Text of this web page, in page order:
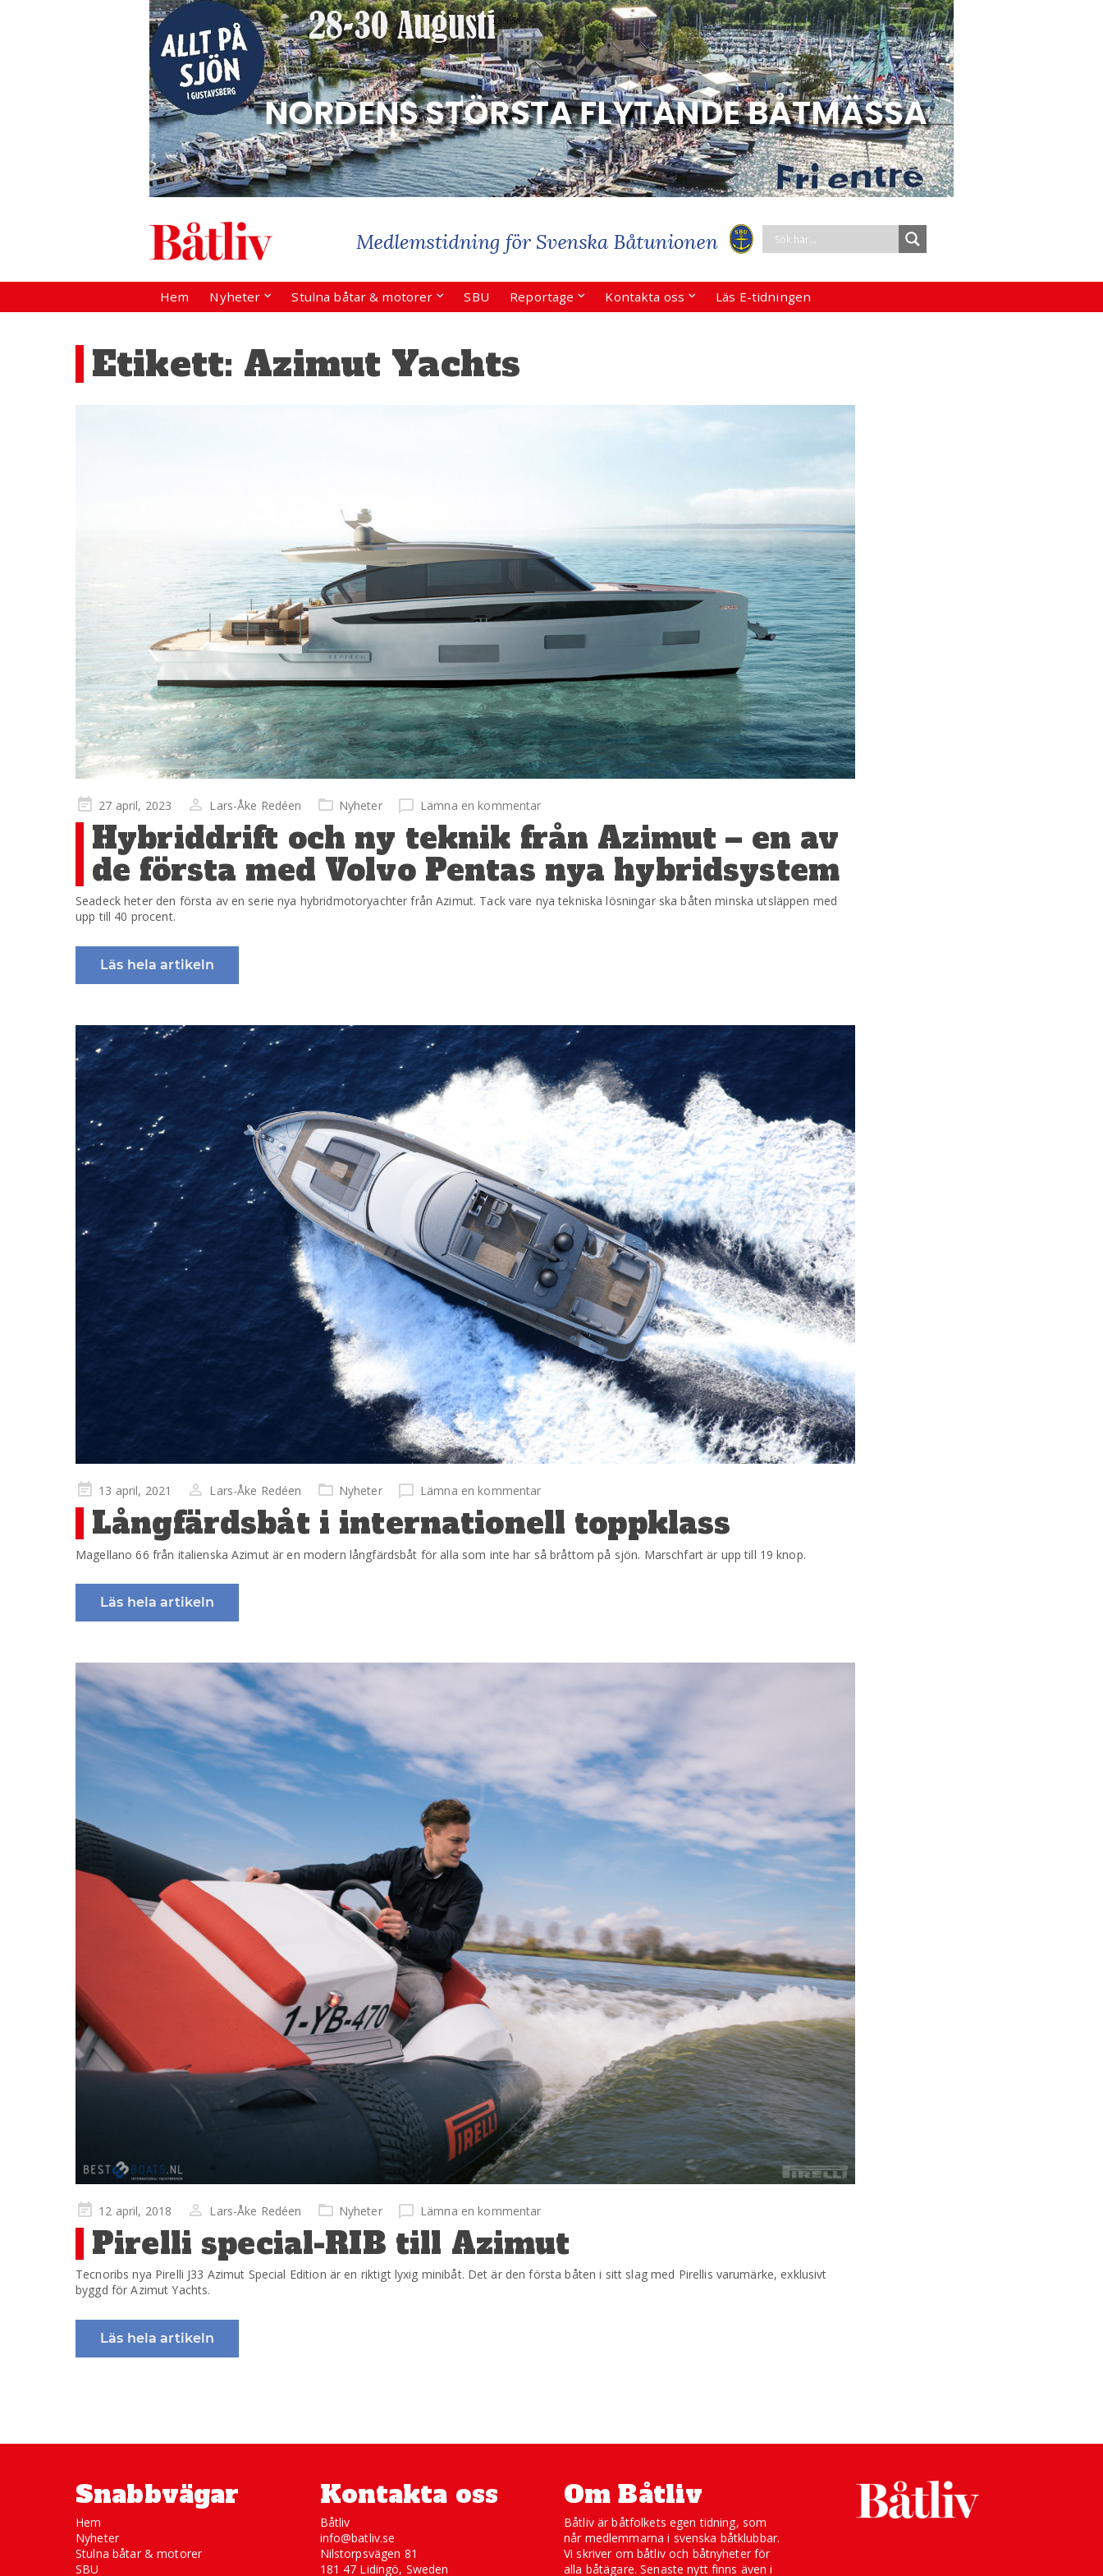
Hem Nyheter Stulna båtar & motorer SBU Reportage Kontakta oss Läs E-tidningen
Etikett: Azimut Yachts
Publicerad
på
27 april, 2023 Lars-Åke Redéen Nyheter Lämna en kommentar
Hybriddrift och ny teknik från Azimut – en av
de första med Volvo Pentas nya hybridsystem
Seadeck heter den första av en serie nya hybridmotoryachter från Azimut. Tack vare nya tekniska lösningar ska båten minska utsläppen med
upp till 40 procent.
Läs hela artikeln
Publicerad
på
13 april, 2021 Lars-Åke Redéen Nyheter Lämna en kommentar
Långfärdsbåt i internationell toppklass
Magellano 66 från italienska Azimut är en modern långfärdsbåt för alla som inte har så bråttom på sjön. Marschfart är upp till 19 knop.
Läs hela artikeln
Publicerad
på
12 april, 2018 Lars-Åke Redéen Nyheter Lämna en kommentar
Pirelli special-RIB till Azimut
Tecnoribs nya Pirelli J33 Azimut Special Edition är en riktigt lyxig minibåt. Det är den första båten i sitt slag med Pirellis varumärke, exklusivt
byggd för Azimut Yachts.
Läs hela artikeln
Snabbvägar
Hem
Nyheter
Stulna båtar & motorer
SBU
Kontakta oss
Båtliv
info@batliv.se
Nilstorpsvägen 81
181 47 Lidingö, Sweden
Om Båtliv
Båtliv är båtfolkets egen tidning, som
når medlemmarna i svenska båtklubbar.
Vi skriver om båtliv och båtnyheter för
alla båtägare. Senaste nytt finns även i